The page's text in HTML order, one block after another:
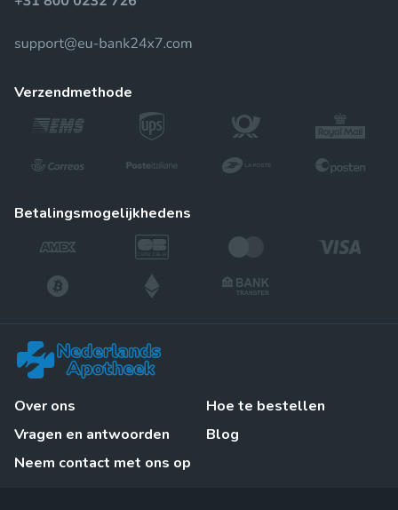
verzendmethode
betalingsmogelijkhedens
Over ons
Vragen en antwoorden
Neem contact met ons op
Hoe te bestellen
Blog